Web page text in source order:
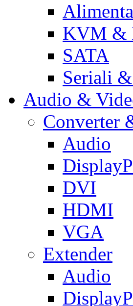
KVM &
SATA
Seriali
Audio &
Converter
Audio
DVI
HDMI
VGA
Extender
Audio